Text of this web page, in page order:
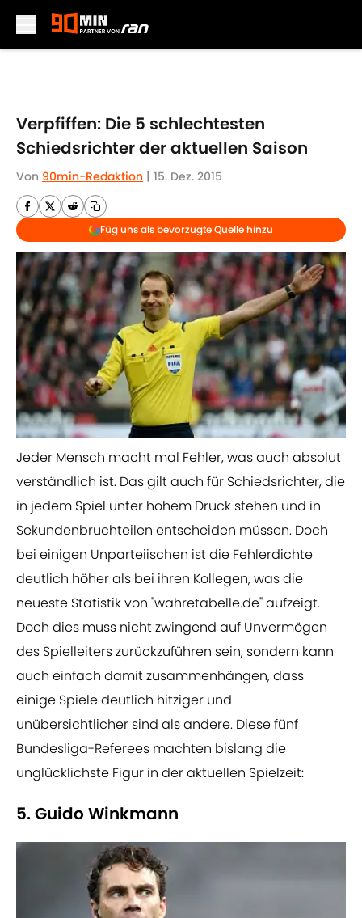
Verpfiffen: Die 5 schlechtesten
Schiedsrichter der aktuellen Saison
Von 90min-Redaktion | 15. Dez. 2015
Füg uns als bevorzugte Quelle hinzu
​Jeder Mensch macht mal Fehler, was auch absolut
verständlich ist. Das gilt auch für Schiedsrichter, die
in jedem Spiel unter hohem Druck stehen und in
Sekundenbruchteilen entscheiden müssen. Doch
bei einigen Unparteiischen ist die Fehlerdichte
deutlich höher als bei ihren Kollegen, was die
neueste Statistik von "wahretabelle.de" aufzeigt.
Doch dies muss nicht zwingend auf Unvermögen
des Spielleiters zurückzuführen sein, sondern kann
auch einfach damit zusammenhängen, dass
einige Spiele deutlich hitziger und
unübersichtlicher sind als andere. Diese fünf
Bundesliga-Referees machten bislang die
unglücklichste Figur in der aktuellen Spielzeit:
5. Guido Winkmann